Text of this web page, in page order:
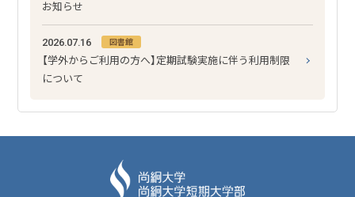
お知らせ
2026.07.16 図書館
【学外からご利用の方へ】定期試験実施に伴う利用制限
について